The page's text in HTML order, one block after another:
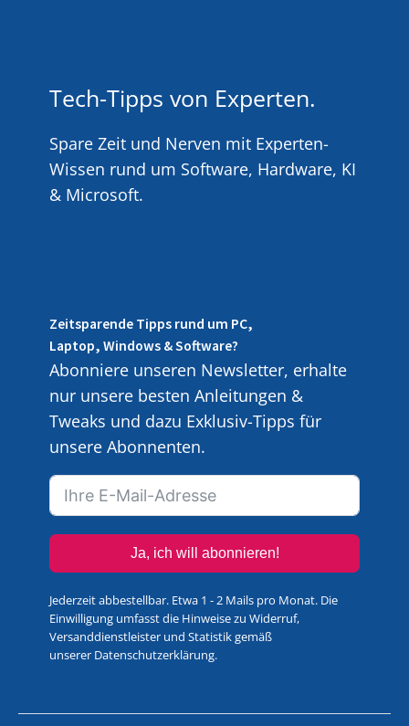
Tech-Tipps von Experten.
Spare Zeit und Nerven mit Experten-
Wissen rund um Software, Hardware, KI
& Microsoft.
Zeitsparende Tipps rund um PC,
Laptop, Windows & Software?
Abonniere unseren Newsletter, erhalte
nur unsere besten Anleitungen &
Tweaks und dazu Exklusiv-Tipps für
unsere Abonnenten.
Ja, ich will abonnieren!
Jederzeit abbestellbar. Etwa 1 - 2 Mails pro Monat. Die
Einwilligung umfasst die Hinweise zu Widerruf,
Versanddienstleister und Statistik gemäß
unserer Datenschutzerklärung.